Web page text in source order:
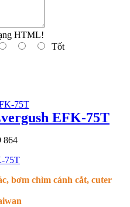
HTML!
Tốt
EFK-75T
864
75T
bơm chìm cánh cắt, cuter